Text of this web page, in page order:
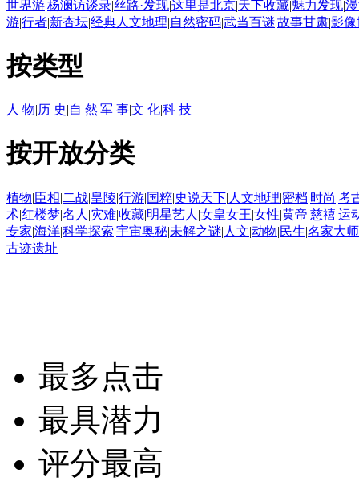
世界游|杨澜访谈录|丝路·发现|这里是北京|天下收藏|魅力发现|
游|行者|新杏坛|经典人文地理|自然密码|武当百谜|故事甘肃|影
按类型
人 物|历 史|自 然|军 事|文 化|科 技
按开放分类
植物|臣相|二战|皇陵|行游|国粹|史说天下| 人文地理|密档|时尚|考
术|红楼梦|名人 |灾难|收藏|明星艺人 |女皇女王|女性|黄帝|慈禧|运
专家|海洋|科学探索|宇宙奥秘|未解之谜| 人文|动物|民生|名家大师
古迹遗址
最多点击
最具潜力
评分最高